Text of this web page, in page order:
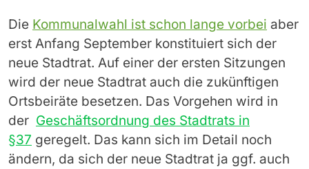
Die Kommunalwahl ist schon lange vorbei aber
erst Anfang September konstituiert sich der
neue Stadtrat. Auf einer der ersten Sitzungen
wird der neue Stadtrat auch die zukünftigen
Ortsbeiräte besetzen. Das Vorgehen wird in
der Geschäftsordnung des Stadtrats in
§37 geregelt. Das kann sich im Detail noch
ändern, da sich der neue Stadtrat ja ggf. auch